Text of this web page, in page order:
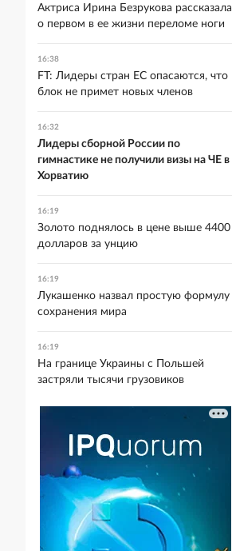
Актриса Ирина Безрукова рассказала
о первом в ее жизни переломе ноги
16:38
FT: Лидеры стран ЕС опасаются, что
блок не примет новых членов
16:32
Лидеры сборной России по
гимнастике не получили визы на ЧЕ в
Хорватию
16:19
Золото поднялось в цене выше 4400
долларов за унцию
16:19
Лукашенко назвал простую формулу
сохранения мира
16:19
На границе Украины с Польшей
застряли тысячи грузовиков